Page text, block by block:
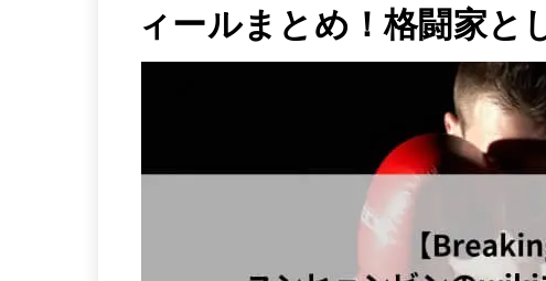
ィールまとめ！格闘家と